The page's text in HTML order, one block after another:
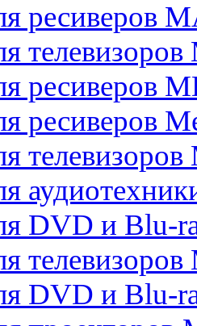
ресиверов
телевизоров
ресиверов
ресиверов
телевизоров
DVD и Blu-
DVD и Blu-